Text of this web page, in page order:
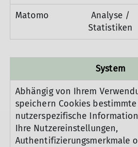
Matomo
Analyse /
Statistiken
System
Abhängig von Ihrem
speichern Cookies bestimmte
nutzerspezifische
Ihre Nutzereinstellungen,
Authentifizierungsmerkmale